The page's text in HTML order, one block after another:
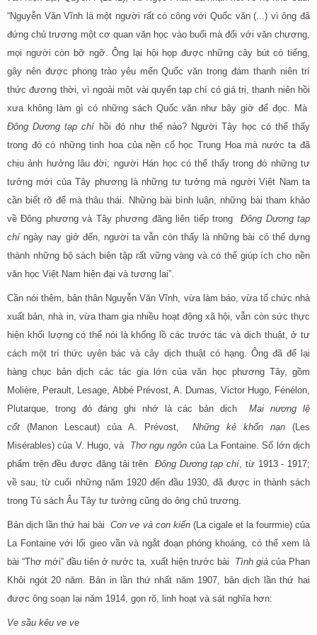
“Nguyễn Văn Vĩnh là một người rất có công với Quốc văn (...) vì ông đã
đứng chủ trương một cơ quan văn học vào buổi mà đối với văn chương,
mọi người còn bỡ ngỡ. Ông lại hội họp được những cây bút có tiếng,
gây nên được phong trào yêu mến Quốc văn trong đám thanh niên trí
thức đương thời, vì ngoài một vài quyển tạp chí có giá trị, thanh niên hồi
xưa không làm gì có những sách Quốc văn như bây giờ để đọc. Mà
Đông Dương tạp chíhồi đó như thế nào? Người Tây học có thể thấy
trong đó có những tinh hoa của nền cổ học Trung Hoa mà nước ta đã
chịu ảnh hưởng lâu đời; người Hán học có thể thấy trong đó những tư
tưởng mới của Tây phương là những tư tưởng mà người Việt Nam ta
cần biết rõ để mà thâu thái. Những bài bình luận, những bài tham khảo
về Đông phương và Tây phương đăng liên tiếp trongĐông Dương tạp
chíngày nay giở đến, người ta vẫn còn thấy là những bài có thể dựng
thành những bộ sách biên tập rất vững vàng và có thể giúp ích cho nền
văn học Việt Nam hiện đại và tương lai”.
Cần nói thêm, bản thân Nguyễn Văn Vĩnh, vừa làm báo, vừa tổ chức nhà
xuất bản, nhà in, vừa tham gia nhiều hoạt động xã hội, vẫn còn sức thực
hiện khối lượng có thể nói là khổng lồ các trước tác và dịch thuật, ở tư
cách một trí thức uyên bác và cây dịch thuật có hạng. Ông đã để lại
hàng chục bản dịch các tác gia lớn của văn học phương Tây, gồm
Molière, Perault, Lesage, Abbé Prévost, A. Dumas, Victor Hugo, Fénélon,
Plutarque, trong đó đáng ghi nhớ là các bản dịchMai nương lệ
cốt (Manon Lescaut) của A. Prévost,Những kẻ khốn nạn (Les
Misérables) của V. Hugo, và Thơ ngụ ngôn của La Fontaine. Số lớn dịch
phẩm trên đều được đăng tải trên
Đông Dương tạp chí, từ 1913 - 1917;
về sau, từ cuối những năm 1920 đến đầu 1930, đã được in thành sách
trong Tủ sách Âu Tây tư tưởng cũng do ông chủ trương.
Bản dịch lần thứ hai bàiCon ve và con kiến(La cigale et la fourrmie) của
La Fontaine với lối gieo vần và ngắt đoạn phóng khoáng, có thể xem là
bài “Thơ mới” đầu tiên ở nước ta, xuất hiện trước bài
Tình giàcủa Phan
Khôi ngót 20 năm. Bản in lần thứ nhất năm 1907, bản dịch lần thứ hai
được ông soạn lại năm 1914, gọn rõ, linh hoạt và sát nghĩa hơn:
Ve sầu kêu ve ve